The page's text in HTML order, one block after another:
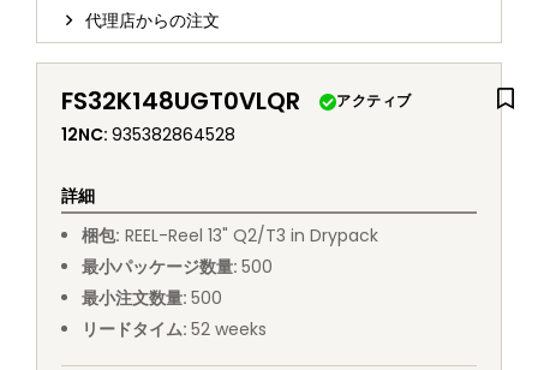
代理店からの注文
FS32K148UGT0VLQR アクティブ
12NC: 935382864528
詳細
梱包: REEL-Reel 13" Q2/T3 in Drypack
最小パッケージ数量: 500
最小注文数量: 500
リードタイム: 52 weeks